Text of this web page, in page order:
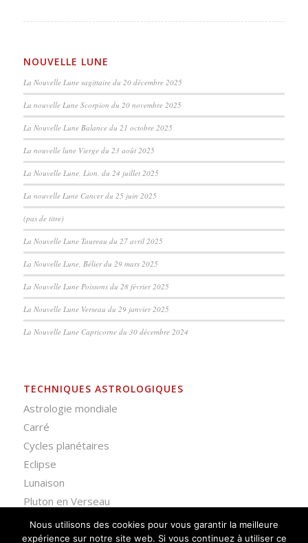
NOUVELLE LUNE
La Nouvelle Lune sagittaire du 20 décembre 2025
La nouvelle Lune Scorpion du 20 novembre 2025
La Nouvelle Lune Balance du 21 octobre 2025
La nouvelle lune Vierge du 23 août 2025
La Nouvelle Lune, Lion, du 24 juillet 2025
La nouvelle Lune Cancer du 25 juin 2025
(pas de titre)
La Nouvelle Lune Taureau du 27 avril 2025
La Nouvelle Lune, Bélier du 29 mars 2025
La Nouvelle Lune Poissons du 28 février 2025
La Nouvelle Lune Verseau du 29 janvier 2025
La Nouvelle Lune Capricorne du 30 décembre 2024
TECHNIQUES ASTROLOGIQUES
Astrologie mondiale
Carré
Cycles planétaires
Eclipse
Lunaison
Pluton en Verseau
Nous utilisons des cookies pour vous garantir la meilleure
expérience sur notre site web. Si vous continuez à utiliser ce